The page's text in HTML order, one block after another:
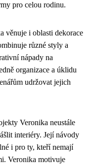
pro celou rodinu.
věnuje i oblasti dekorace
různé styly a
nápady na
organizace a úklidu
udržovat jejich
Veronika neustále
interiéry. Její návody
i pro ty, kteří nemají
Veronika motivuje